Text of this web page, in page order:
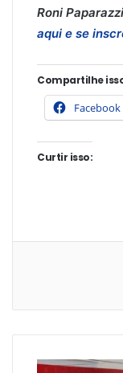
Roni
aqui e se
Compartilhe
Facebook
Curtir isso: